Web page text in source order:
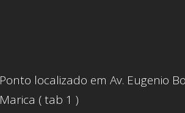
Ponto localizado em Av. Eugenio
Marica ( tab 1 )